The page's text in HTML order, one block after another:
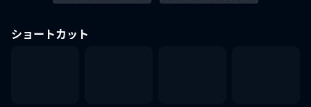
ショートカット